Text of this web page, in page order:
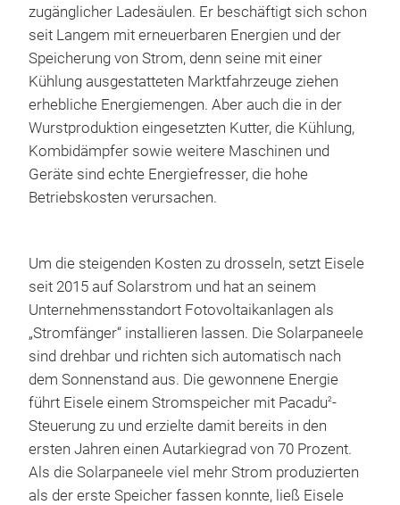
zugänglicher Ladesäulen. Er beschäftigt sich schon
seit Langem mit erneuerbaren Energien und der
Speicherung von Strom, denn seine mit einer
Kühlung ausgestatteten Marktfahrzeuge ziehen
erhebliche Energiemengen. Aber auch die in der
Wurstproduktion eingesetzten Kutter, die Kühlung,
Kombidämpfer sowie weitere Maschinen und
Geräte sind echte Energiefresser, die hohe
Betriebskosten verursachen.
Um die steigenden Kosten zu drosseln, setzt Eisele
seit 2015 auf Solarstrom und hat an seinem
Unternehmensstandort Fotovoltaikanlagen als
„Stromfänger“ installieren lassen. Die Solarpaneele
sind drehbar und richten sich automatisch nach
dem Sonnenstand aus. Die gewonnene Energie
führt Eisele einem Stromspeicher mit Pacadu2-
Steuerung zu und erzielte damit bereits in den
ersten Jahren einen Autarkiegrad von 70 Prozent.
Als die Solarpaneele viel mehr Strom produzierten
als der erste Speicher fassen konnte, ließ Eisele